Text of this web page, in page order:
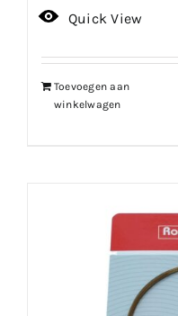
Quick View
Toevoegen aan
winkelwagen